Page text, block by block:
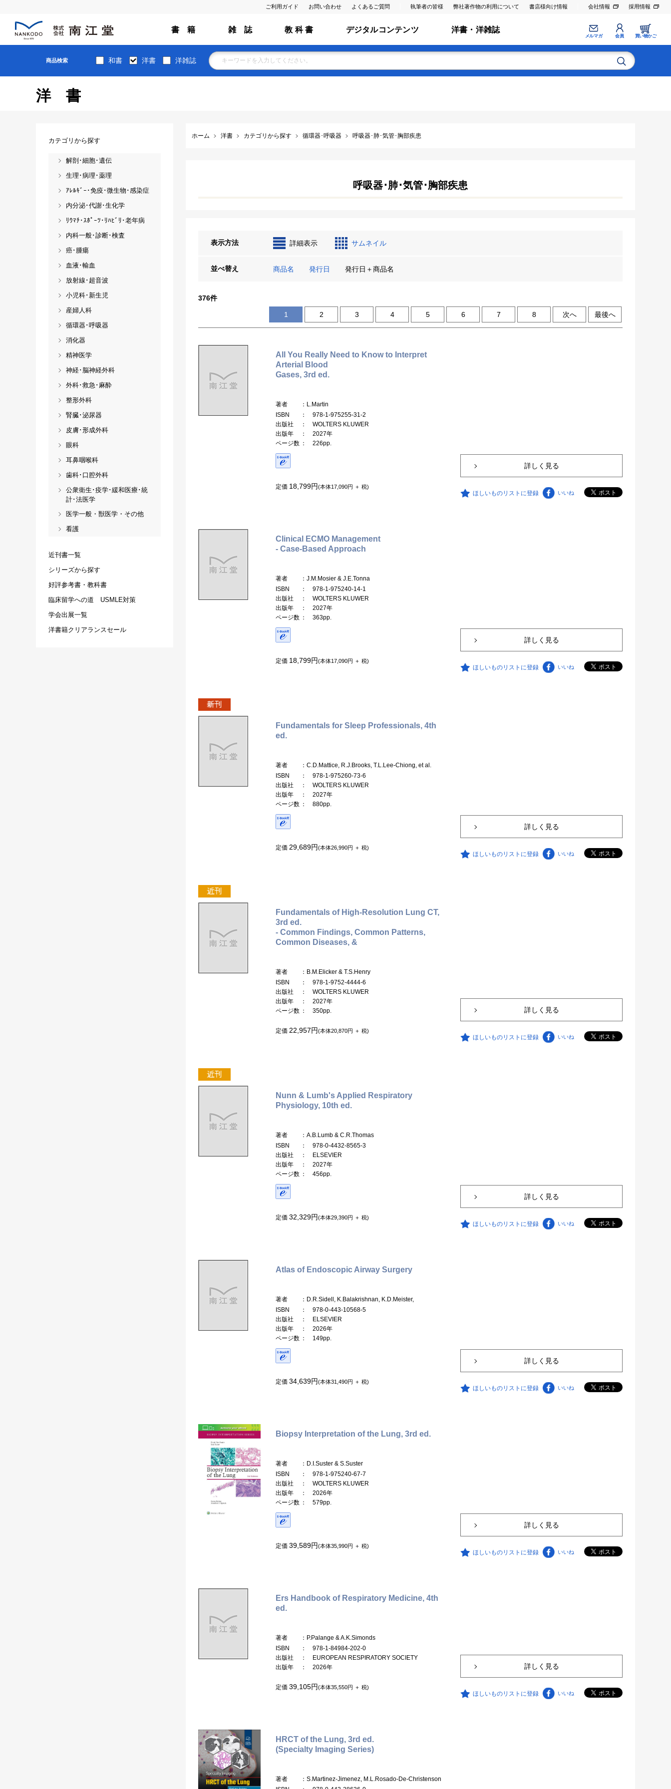
ご利用ガイド お問い合わせ よくあるご質問 執筆者の皆様 弊社著作物の利用について 書店様向け情報 会社情報 採用情報
書 籍 雑 誌 教 科 書 デジタルコンテンツ 洋書・洋雑誌
メルマガ 会員 買い物かご
商品検索 和書 洋書 洋雑誌
洋書
ホーム 洋書 カテゴリから探す 循環器･呼吸器 呼吸器･肺･気管･胸部疾患
呼吸器･肺･気管･胸部疾患
表示方法 詳細表示 サムネイル
並べ替え 商品名 発行日 発行日＋商品名
376件
1 2 3 4 5 6 7 8 次へ 最後へ
All You Really Need to Know to Interpret
Arterial Blood
Gases, 3rd ed.
著者
：L.Martin
ISBN
： 978-1-975255-31-2
出版社
： WOLTERS KLUWER
出版年
： 2027年
ページ数 ： 226pp.
定価 18,799円(本体17,090円 ＋ 税)
詳しく見る
ほしいものリストに登録 いいね
Clinical ECMO Management
- Case-Based Approach
著者
：J.M.Mosier & J.E.Tonna
ISBN
： 978-1-975240-14-1
出版社
： WOLTERS KLUWER
出版年
： 2027年
ページ数 ： 363pp.
定価 18,799円(本体17,090円 ＋ 税)
詳しく見る
ほしいものリストに登録 いいね
Fundamentals for Sleep Professionals, 4th
ed.
著者
：C.D.Mattice, R.J.Brooks, T.L.Lee-Chiong, et al.
ISBN
： 978-1-975260-73-6
出版社
： WOLTERS KLUWER
出版年
： 2027年
ページ数 ： 880pp.
定価 29,689円(本体26,990円 ＋ 税)
詳しく見る
ほしいものリストに登録 いいね
Fundamentals of High-Resolution Lung CT,
3rd ed.
- Common Findings, Common Patterns,
Common Diseases, &
著者
：B.M.Elicker & T.S.Henry
ISBN
： 978-1-9752-4444-6
出版社
： WOLTERS KLUWER
出版年
： 2027年
ページ数 ： 350pp.
定価 22,957円(本体20,870円 ＋ 税)
詳しく見る
ほしいものリストに登録 いいね
Nunn & Lumb's Applied Respiratory
Physiology, 10th ed.
著者
：A.B.Lumb & C.R.Thomas
ISBN
： 978-0-4432-8565-3
出版社
： ELSEVIER
出版年
： 2027年
ページ数 ： 456pp.
定価 32,329円(本体29,390円 ＋ 税)
詳しく見る
ほしいものリストに登録 いいね
Atlas of Endoscopic Airway Surgery
著者
：D.R.Sidell, K.Balakrishnan, K.D.Meister,
ISBN
： 978-0-443-10568-5
出版社
： ELSEVIER
出版年
： 2026年
ページ数 ： 149pp.
定価 34,639円(本体31,490円 ＋ 税)
詳しく見る
ほしいものリストに登録 いいね
Biopsy Interpretation of the Lung, 3rd ed.
著者
：D.I.Suster & S.Suster
ISBN
： 978-1-975240-67-7
出版社
： WOLTERS KLUWER
出版年
： 2026年
ページ数 ： 579pp.
定価 39,589円(本体35,990円 ＋ 税)
詳しく見る
ほしいものリストに登録 いいね
Ers Handbook of Respiratory Medicine, 4th
ed.
著者
：P.Palange & A.K.Simonds
ISBN
： 978-1-84984-202-0
出版社
： EUROPEAN RESPIRATORY SOCIETY
出版年
： 2026年
定価 39,105円(本体35,550円 ＋ 税)
詳しく見る
ほしいものリストに登録 いいね
HRCT of the Lung, 3rd ed.
(Specialty Imaging Series)
著者
：S.Martinez-Jimenez, M.L.Rosado-De-Christenson
カテゴリから探す
解剖･細胞･遺伝
生理･病理･薬理
ｱﾚﾙｷﾞｰ･免疫･微生物･感染症
内分泌･代謝･生化学
ﾘｳﾏﾁ･ｽﾎﾟｰﾂ･ﾘﾊﾋﾞﾘ･老年病
内科一般･診断･検査
癌･腫瘍
血液･輸血
放射線･超音波
小児科･新生児
産婦人科
循環器･呼吸器
消化器
精神医学
神経･脳神経外科
外科･救急･麻酔
整形外科
腎臓･泌尿器
皮膚･形成外科
眼科
耳鼻咽喉科
歯科･口腔外科
公衆衛生･疫学･緩和医療･統
計･法医学
医学一般・獣医学・その他
看護
近刊書一覧
シリーズから探す
好評参考書・教科書
臨床留学への道 USMLE対策
学会出展一覧
洋書籍クリアランスセール